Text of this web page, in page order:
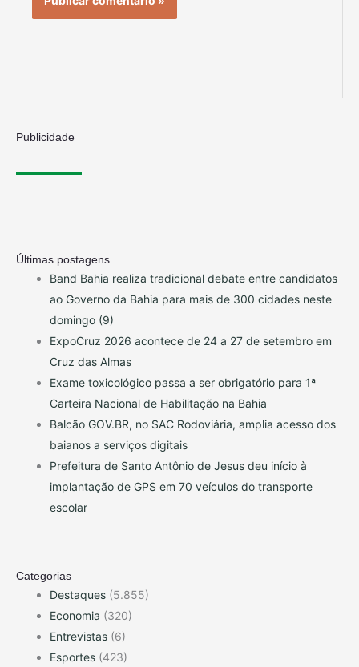
Publicidade
Últimas postagens
Band Bahia realiza tradicional debate entre candidatos
ao Governo da Bahia para mais de 300 cidades neste
domingo (9)
ExpoCruz 2026 acontece de 24 a 27 de setembro em
Cruz das Almas
Exame toxicológico passa a ser obrigatório para 1ª
Carteira Nacional de Habilitação na Bahia
Balcão GOV.BR, no SAC Rodoviária, amplia acesso dos
baianos a serviços digitais
Prefeitura de Santo Antônio de Jesus deu início à
implantação de GPS em 70 veículos do transporte
escolar
Categorias
Destaques (5.855)
Economia (320)
Entrevistas (6)
Esportes (423)